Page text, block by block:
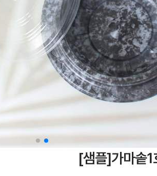
[샘플]가마솥1